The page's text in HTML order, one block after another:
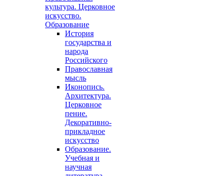
культура. Церковное
искусство.
Образование
История
государства и
народа
Российского
Православная
мысль
Иконопись.
Архитектура.
Церковное
пение.
Декоративно-
прикладное
искусство
Образование.
Учебная и
научная